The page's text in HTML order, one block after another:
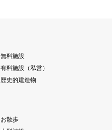
無料施設
有料施設（私営）
歴史的建造物
お散歩